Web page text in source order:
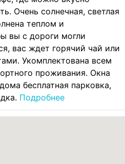
Очень солнечная, светлая
теплом и
вы с дороги могли
вас ждет горячий чай или
Укомплектована всем
проживания. Окна
бесплатная парковка,
Подробнее